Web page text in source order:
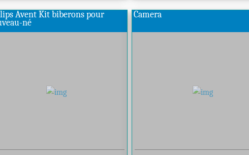
Avent Kit biberons pour
né
Camera